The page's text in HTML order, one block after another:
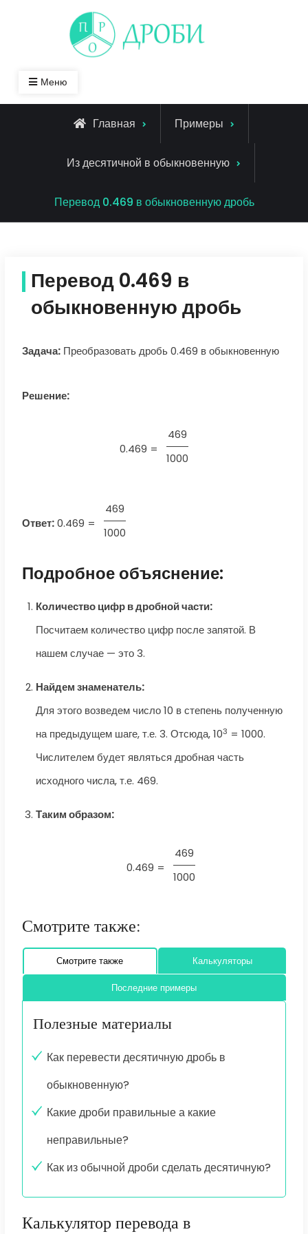
Меню
Главная Примеры
Из десятичной в обыкновенную
Перевод 0.469 в обыкновенную дробь
Перевод 0.469 в
обыкновенную дробь
Задача:Преобразовать дробь 0.469 в обыкновенную
Решение:
0.469 =
469
1000
Ответ: 0.469 =
469
1000
Подробное объяснение:
Количество цифр в дробной части:
Посчитаем количество цифр после запятой. В
нашем случае — это 3.
Найдем знаменатель:
Для этого возведем число 10 в степень полученную
на предыдущем шаге, т.е. 3. Отсюда, 103 = 1000.
Числителем будет являться дробная часть
исходного числа, т.е. 469.
Таким образом:
0.469 =
469
1000
Смотрите также:
Смотрите также Калькуляторы
Последние примеры
Полезные материалы
Как перевести десятичную дробь в
обыкновенную?
Какие дроби правильные а какие
неправильные?
Как из обычной дроби сделать десятичную?
Калькулятор перевода в